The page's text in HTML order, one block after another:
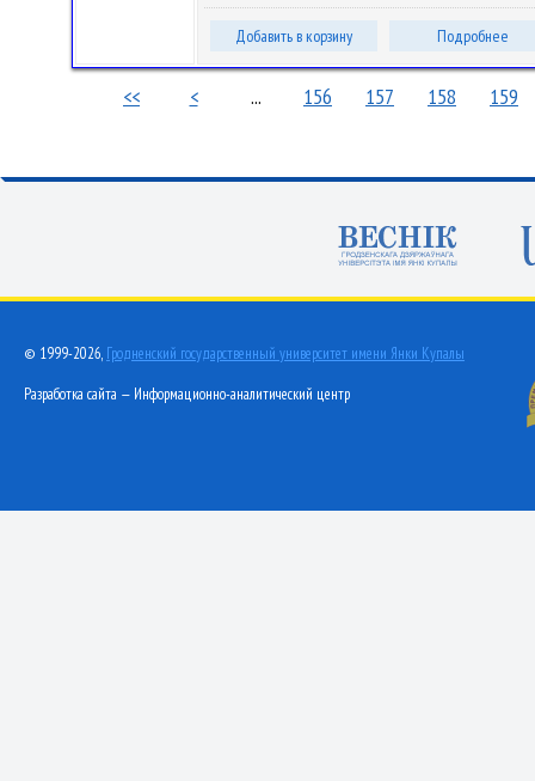
Добавить в корзину Подробнее
<< < ... 156 157 158 159
© 1999-2026, Гродненский государственный университет имени Янки Купалы
Разработка сайта — Информационно-аналитический центр